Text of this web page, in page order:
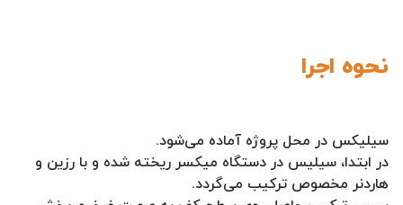
نحوه اجرا
سیلیکس در محل پروژه آماده می‌شود.
در ابتدا، سیلیس در دستگاه میکسر ریخته شده و با رزین و
هاردنر مخصوص ترکیب می‌گردد.